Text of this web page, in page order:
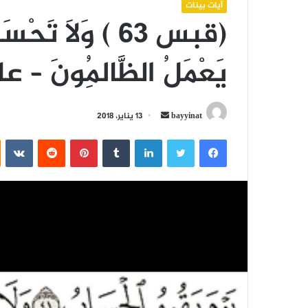
آيات بينات
(قبس 63 )
يَعْمَلُ الظَّالِمُونَ –
bayyinat
أرسل
إلكترونيا
13 يناير، 2018
فيسبوكتويتر لينكدإن بينتيريست